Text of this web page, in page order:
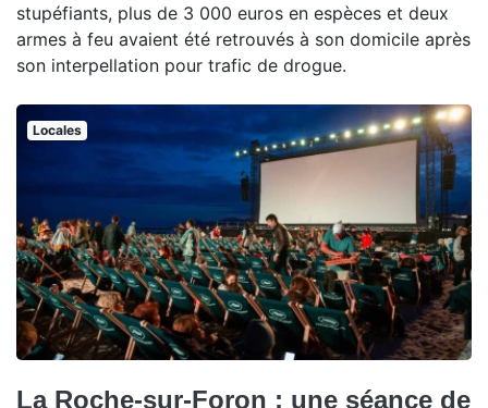
stupéfiants, plus de 3 000 euros en espèces et deux
armes à feu avaient été retrouvés à son domicile après
son interpellation pour trafic de drogue.
Locales
La Roche-sur-Foron : une séance de